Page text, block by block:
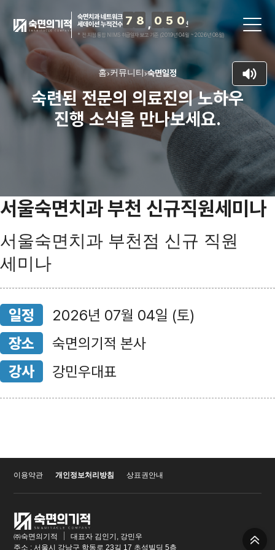
숙면치과 네트워크
세데이션 누적건수 7 8 0 5 0건
* 전 지점 통합 NIMS 취급일자 보고 기준 (2019년 04월 ~ 2026년 08월)
홈›커뮤니티›숙면일정
숙련된 전문의 의료진의 노하우
진행 소식을 만나보세요.
서울숙면치과 부천 신규직원세미나
서울숙면치과 부천점 신규 직원
세미나
일정
2026년 07월 04일 (토)
장소
숙면의기적 본사
강사
강민우대표
이용약관 개인정보처리방침 상표권안내
㈜숙면의기적
대표자 김인기, 강민우
주소 : 서울시 강남구 학동로 23길 17 초석빌딩 5층